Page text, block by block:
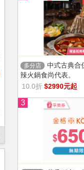
多分店
中式古典合
辣火鍋食尚代表。
10.0折 $2990元起
3